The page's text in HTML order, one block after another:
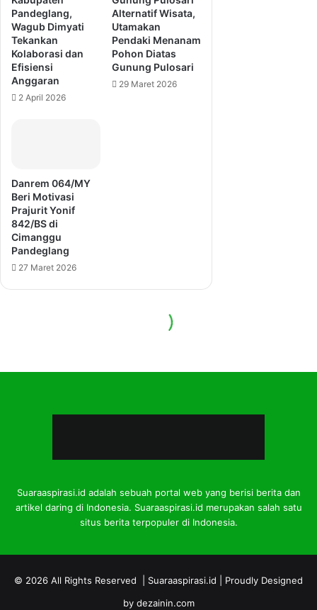
Suaraaspirasi.id adalah sebuah portal web yang berisi berita dan
artikel daring di Indonesia. Suaraaspirasi.id merupakan salah satu
situs berita terpopuler di Indonesia.
© 2026 All Rights Reserved | Suaraaspirasi.id | Proudly Designed
by dezainin.com